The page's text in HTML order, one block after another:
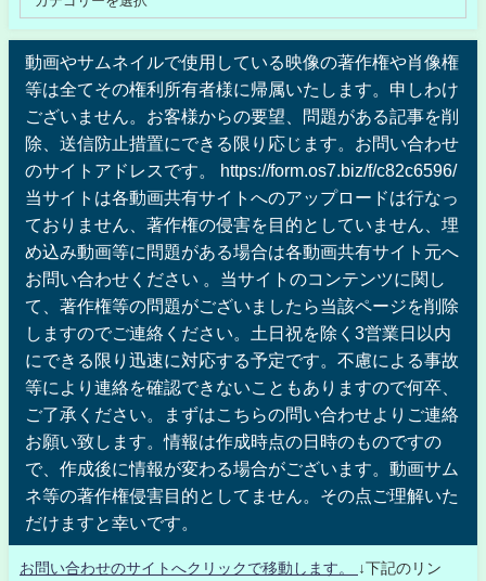
動画やサムネイルで使用している映像の著作権や肖像権
等は全てその権利所有者様に帰属いたします。申しわけ
ございません。お客様からの要望、問題がある記事を削
除、送信防止措置にできる限り応じます。お問い合わせ
のサイトアドレスです。 https://form.os7.biz/f/c82c6596/
当サイトは各動画共有サイトへのアップロードは行なっ
ておりません、著作権の侵害を目的としていません、埋
め込み動画等に問題がある場合は各動画共有サイト元へ
お問い合わせください 。当サイトのコンテンツに関し
て、著作権等の問題がございましたら当該ページを削除
しますのでご連絡ください。土日祝を除く3営業日以内
にできる限り迅速に対応する予定です。不慮による事故
等により連絡を確認できないこともありますので何卒、
ご了承ください。まずはこちらの問い合わせよりご連絡
お願い致します。情報は作成時点の日時のものですの
で、作成後に情報が変わる場合がございます。動画サム
ネ等の著作権侵害目的としてません。その点ご理解いた
だけますと幸いです。
お問い合わせのサイトへクリックで移動します。
↓下記のリン